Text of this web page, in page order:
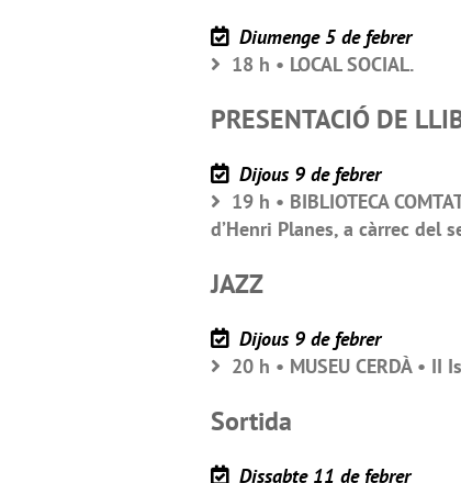
Diumenge 5 de febrer
18 h • LOCAL SOCIAL.
PRESENTACIÓ DE
Dijous 9 de febrer
19 h • BIBLIOTECA
d’Henri Planes, a càrrec del
JAZZ
Dijous 9 de febrer
20 h • MUSEU CERDÀ • II
Sortida
Dissabte 11 de febrer